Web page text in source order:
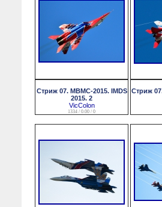
Стриж 07. МВМС-2015. IMDS
2015. 2
VicColon
1334 / 0.00 / 0
Стриж